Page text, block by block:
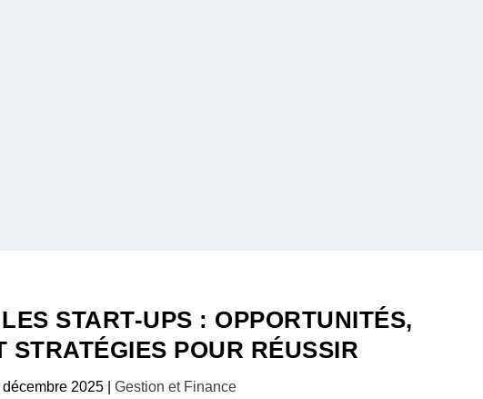
START-UPS : OPPORTUNITÉS,
STRATÉGIES POUR RÉUSSIR
décembre 2025 |Gestion et Finance